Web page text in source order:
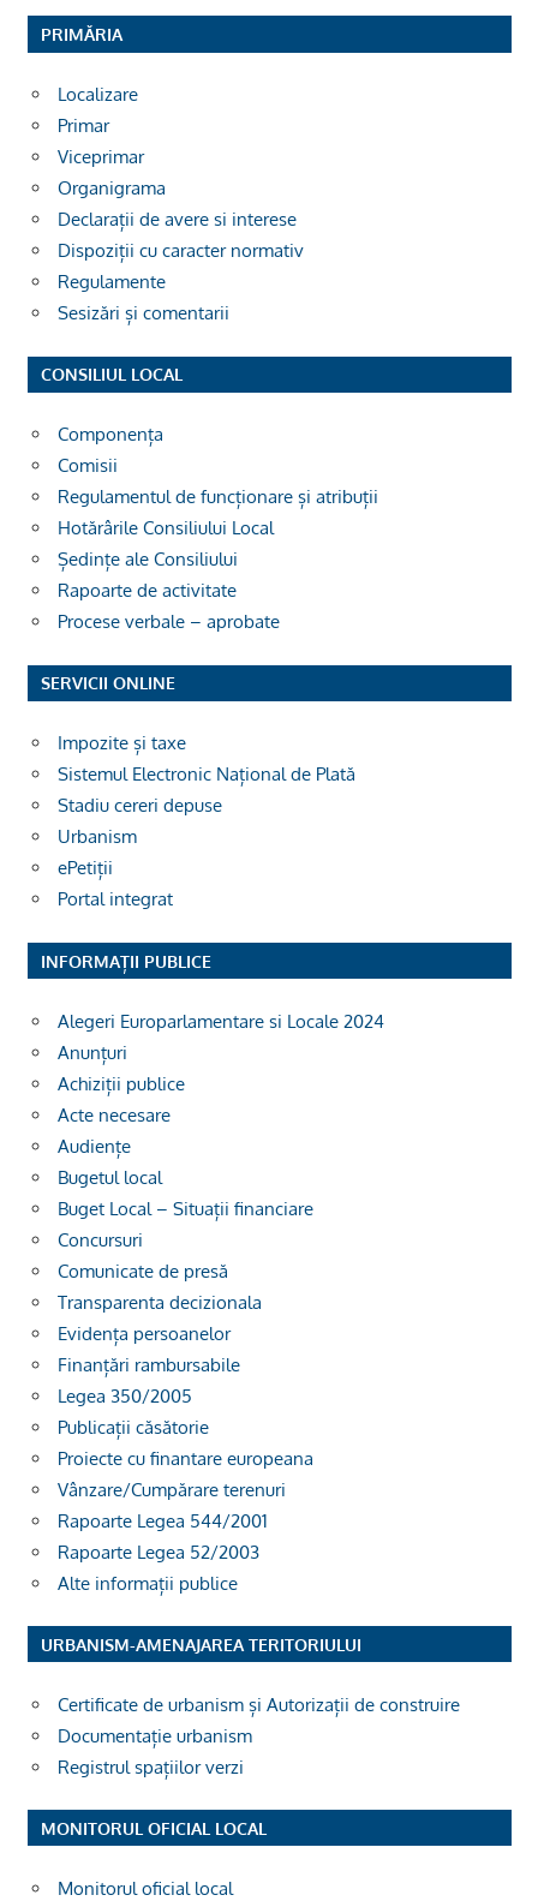
PRIMĂRIA
Localizare
Primar
Viceprimar
Organigrama
Declarații de avere si interese
Dispoziții cu caracter normativ
Regulamente
Sesizări și comentarii
CONSILIUL LOCAL
Componența
Comisii
Regulamentul de funcționare și atribuții
Hotărârile Consiliului Local
Ședințe ale Consiliului
Rapoarte de activitate
Procese verbale – aprobate
SERVICII ONLINE
Impozite și taxe
Sistemul Electronic Național de Plată
Stadiu cereri depuse
Urbanism
ePetiții
Portal integrat
INFORMAȚII PUBLICE
Alegeri Europarlamentare si Locale 2024
Anunțuri
Achiziții publice
Acte necesare
Audiențe
Bugetul local
Buget Local – Situații financiare
Concursuri
Comunicate de presă
Transparenta decizionala
Evidența persoanelor
Finanțări rambursabile
Legea 350/2005
Publicații căsătorie
Proiecte cu finantare europeana
Vânzare/Cumpărare terenuri
Rapoarte Legea 544/2001
Rapoarte Legea 52/2003
Alte informații publice
URBANISM-AMENAJAREA TERITORIULUI
Certificate de urbanism și Autorizații de construire
Documentație urbanism
Registrul spațiilor verzi
MONITORUL OFICIAL LOCAL
Monitorul oficial local